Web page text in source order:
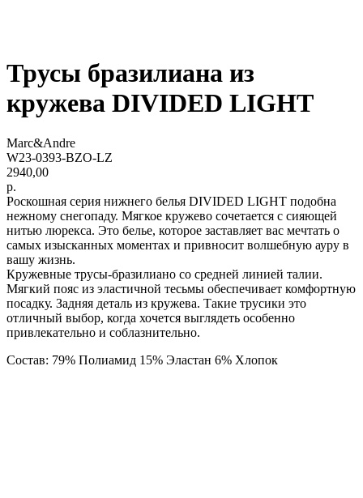
Трусы бразилиана из
кружева DIVIDED LIGHT
Marc&Andre
W23-0393-BZO-LZ
2940,00
р.
Роскошная серия нижнего белья DIVIDED LIGHT подобна
нежному снегопаду. Мягкое кружево сочетается с сияющей
нитью люрекса. Это белье, которое заставляет вас мечтать о
самых изысканных моментах и привносит волшебную ауру в
вашу жизнь.
Кружевные трусы-бразилиано со средней линией талии.
Мягкий пояс из эластичной тесьмы обеспечивает комфортную
посадку. Задняя деталь из кружева. Такие трусики это
отличный выбор, когда хочется выглядеть особенно
привлекательно и соблазнительно.
Состав: 79% Полиамид 15% Эластан 6% Хлопок